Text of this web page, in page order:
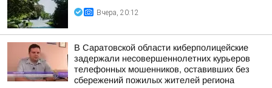
Вчера, 20:12
В Саратовской области киберполицейские
задержали несовершеннолетних курьеров
телефонных мошенников, оставивших без
сбережений пожилых жителей региона